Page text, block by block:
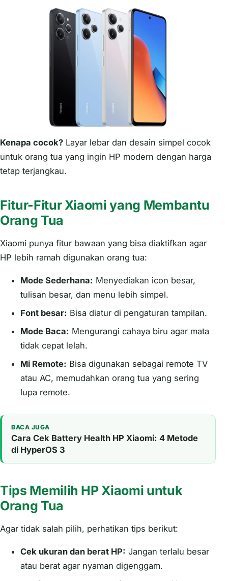
Kenapa cocok? Layar lebar dan desain simpel cocok
untuk orang tua yang ingin HP modern dengan harga
tetap terjangkau.
Fitur-Fitur Xiaomi yang Membantu
Orang Tua
Xiaomi punya fitur bawaan yang bisa diaktifkan agar
HP lebih ramah digunakan orang tua:
Mode Sederhana: Menyediakan icon besar,
tulisan besar, dan menu lebih simpel.
Font besar: Bisa diatur di pengaturan tampilan.
Mode Baca: Mengurangi cahaya biru agar mata
tidak cepat lelah.
Mi Remote: Bisa digunakan sebagai remote TV
atau AC, memudahkan orang tua yang sering
lupa remote.
BACA JUGA
Cara Cek Battery Health HP Xiaomi: 4 Metode
di HyperOS 3
Tips Memilih HP Xiaomi untuk
Orang Tua
Agar tidak salah pilih, perhatikan tips berikut:
Cek ukuran dan berat HP: Jangan terlalu besar
atau berat agar nyaman digenggam.